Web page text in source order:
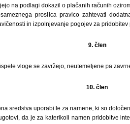
na podlagi dokazil o plačanih računih
prosilca pravico zahtevati
in izpolnjevanje pogojev za pridobitev
9. člen
vloge se zavržejo, neutemeljene pa
10. člen
sredstva uporabi le za namene, ki so
da je za katerikoli namen pridobitve